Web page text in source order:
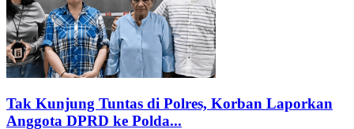
Tak Kunjung Tuntas di Polres, Korban Laporkan
Anggota DPRD ke Polda...